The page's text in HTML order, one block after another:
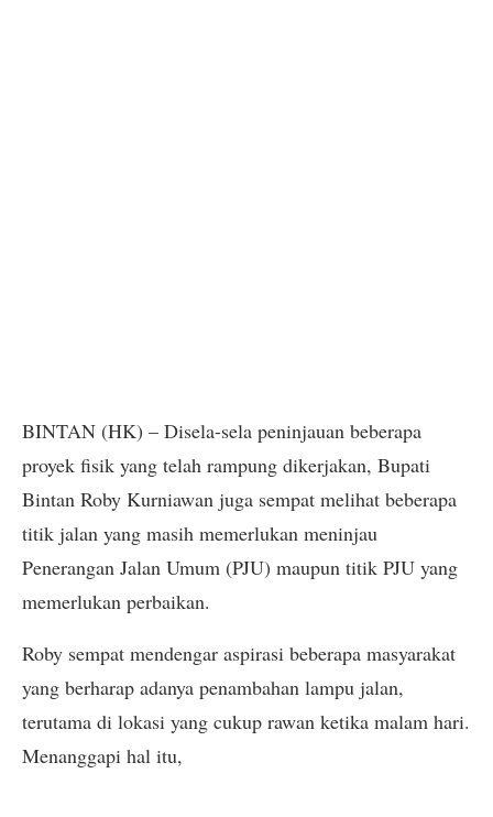
BINTAN (HK) – Disela-sela peninjauan beberapa
proyek fisik yang telah rampung dikerjakan, Bupati
Bintan Roby Kurniawan juga sempat melihat beberapa
titik jalan yang masih memerlukan meninjau
Penerangan Jalan Umum (PJU) maupun titik PJU yang
memerlukan perbaikan.
Roby sempat mendengar aspirasi beberapa masyarakat
yang berharap adanya penambahan lampu jalan,
terutama di lokasi yang cukup rawan ketika malam hari.
Menanggapi hal itu,